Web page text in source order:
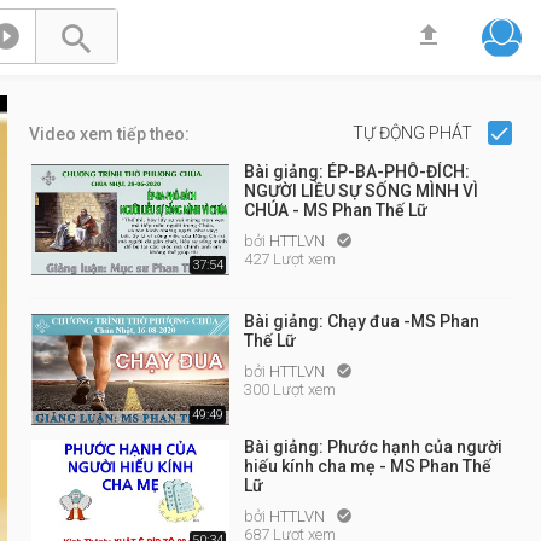
 
Video xem tiếp theo: TỰ ĐỘNG PHÁT
37:54
Bài giảng: ÉP-BA-PHÔ-ĐÍCH:
NGƯỜI LIỀU SỰ SỐNG MÌNH VÌ
CHÚA - MS Phan Thế Lữ
bởi HTTLVN 
427 Lượt xem
49:49
Bài giảng: Chạy đua -MS Phan
Thế Lữ
bởi HTTLVN 
300 Lượt xem
Bài giảng: Phước hạnh của người
hiếu kính cha mẹ - MS Phan Thế
Lữ
bởi HTTLVN 
687 Lượt xem